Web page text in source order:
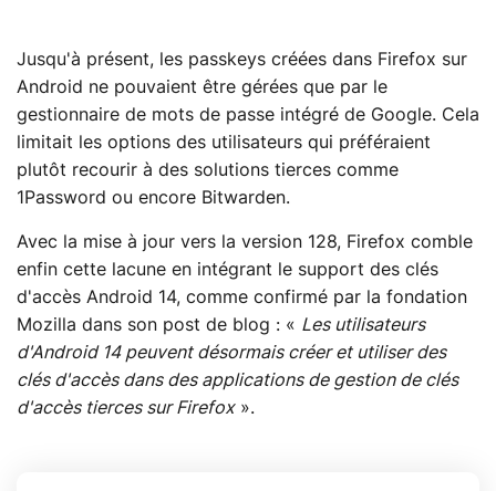
Jusqu'à présent, les passkeys créées dans Firefox sur
Android ne pouvaient être gérées que par le
gestionnaire de mots de passe intégré de Google. Cela
limitait les options des utilisateurs qui préféraient
plutôt recourir à des solutions tierces comme
1Password ou encore Bitwarden.
Avec la mise à jour vers la version 128, Firefox comble
enfin cette lacune en intégrant le support des clés
d'accès Android 14, comme confirmé par la fondation
Mozilla dans son post de blog : « Les utilisateurs
d'Android 14 peuvent désormais créer et utiliser des
clés d'accès dans des applications de gestion de clés
d'accès tierces sur Firefox».